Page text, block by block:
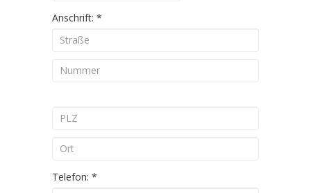
Anschrift: *
Telefon: *